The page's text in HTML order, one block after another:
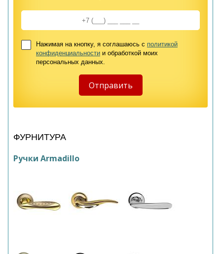
Нажимая на кнопку, я соглашаюсь с политикой
конфиденциальности и обработкой моих
персональных данных.
ФУРНИТУРА
Ручки Armadillo